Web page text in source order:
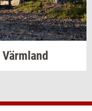
Värmland